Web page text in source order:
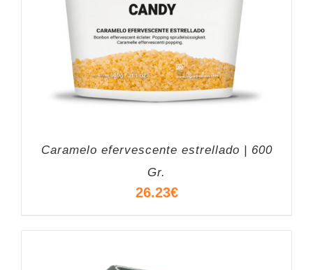
Caramelo efervescente estrellado | 600
Gr.
26.23€